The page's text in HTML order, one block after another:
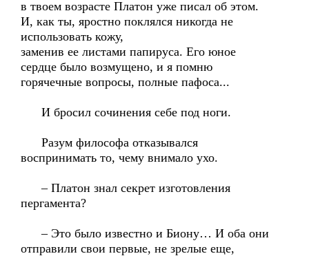
в твоем возрасте Платон уже писал об этом.
И, как ты, яростно поклялся никогда не
использовать кожу,
заменив ее листами папируса. Его юное
сердце было возмущено, и я помню
горячечные вопросы, полные пафоса...
И бросил сочинения себе под ноги.
Разум философа отказывался
воспринимать то, чему внимало ухо.
– Платон знал секрет изготовления
пергамента?
– Это было известно и Биону… И оба они
отправили свои первые, не зрелые еще,